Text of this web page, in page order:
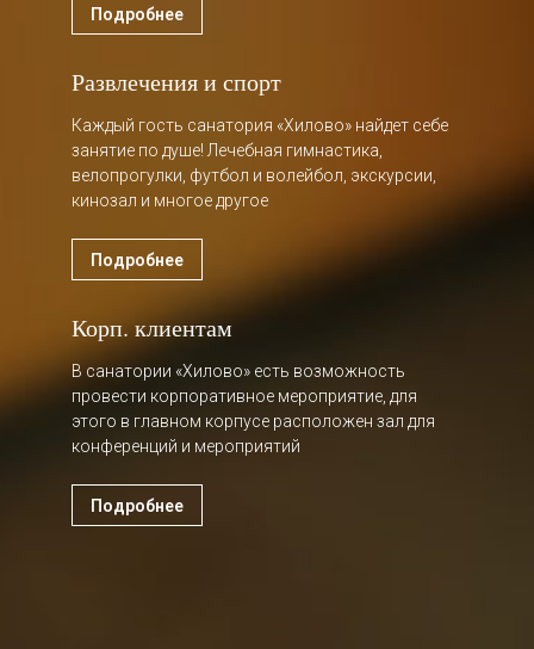
Подробнее
Развлечения и спорт
Каждый гость санатория «Хилово» найдет себе
занятие по душе! Лечебная гимнастика,
велопрогулки, футбол и волейбол, экскурсии,
кинозал и многое другое
Подробнее
Корп. клиентам
В санатории «Хилово» есть возможность
провести корпоративное мероприятие, для
этого в главном корпусе расположен зал для
конференций и мероприятий
Подробнее